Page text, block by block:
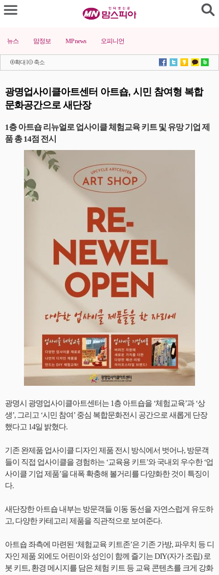
뉴스 맘정보 MP news 오피니언
확대 l 축소
광명업사이클아트센터 아트숍, 시민 참여형 복합
문화공간으로 새단장
1층 아트숍 리뉴얼로 업사이클 체험교육 키트 및 유망 기업 제
품 총 14점 전시
광명시 광명업사이클아트센터는 1층 아트숍을 ‘체험교육’과 ‘상
생’, 그리고 ‘시민 참여’ 중심 복합문화전시 공간으로 새롭게 단장
했다고 14일 밝혔다.
기존 완제품 업사이클 디자인 제품 전시 방식에서 벗어나, 방문객
들이 직접 업사이클을 경험하는 ‘교육용 키트’와 국내외 우수한 ‘업
사이클 기업 제품’을 대폭 확충해 볼거리를 다양화한 것이 특징이
다.
새단장한 아트숍 내부는 방문객들 이동 동선을 자연스럽게 유도하
고, 다양한 카테고리 제품을 직관적으로 보여준다.
아트숍 좌측에 마련된 ‘체험교육 키트존’은 기존 가방, 파우치 등 디
자인 제품 외에도 어린이와 성인이 함께 즐기는 DIY(자가 조립) 로
봇 키트, 환경 메시지를 담은 체험 키트 등 교육 콘텐츠를 크게 강화